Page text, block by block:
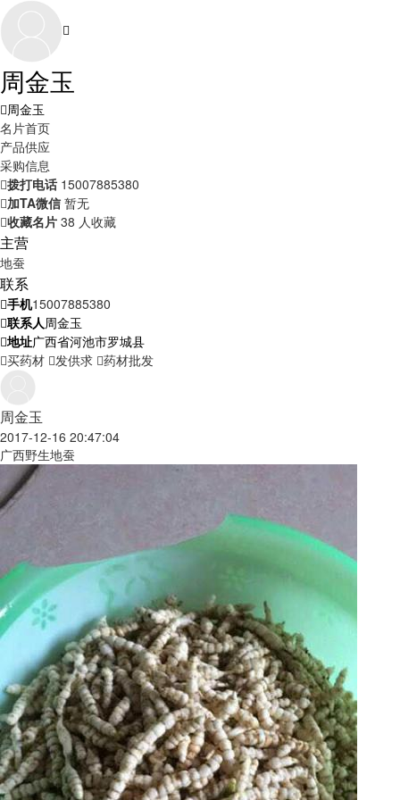
周金玉
周金玉
名片首页
产品供应
采购信息
拨打电话 15007885380
加TA微信 暂无
收藏名片 38 人收藏
主营
地蚕
联系
手机15007885380
联系人周金玉
地址广西省河池市罗城县
买药材 发供求 药材批发
周金玉
2017-12-16 20:47:04
广西野生地蚕